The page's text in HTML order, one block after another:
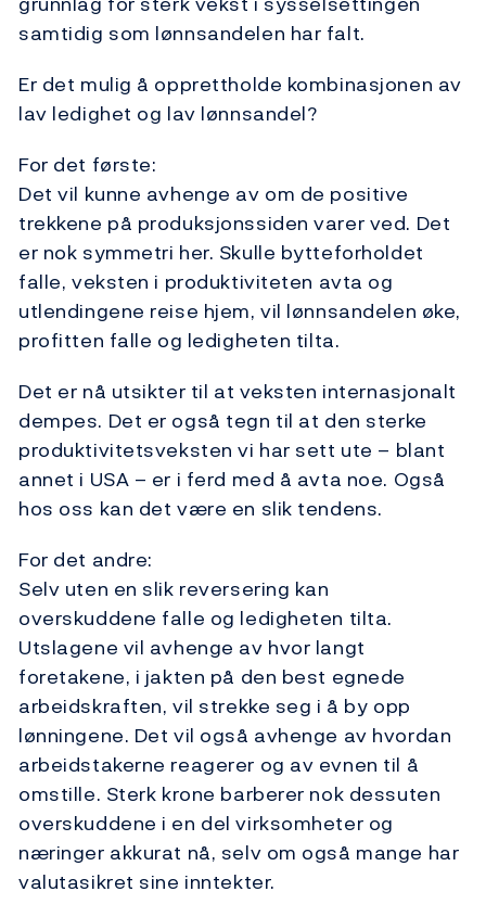
samtidig som lønnsandelen har falt.
Er det mulig å opprettholde kombinasjonen av
lav ledighet og lav lønnsandel?
For det første:
Det vil kunne avhenge av om de positive
trekkene på produksjonssiden varer ved. Det
er nok symmetri her. Skulle bytteforholdet
falle, veksten i produktiviteten avta og
utlendingene reise hjem, vil lønnsandelen øke,
profitten falle og ledigheten tilta.
Det er nå utsikter til at veksten internasjonalt
dempes. Det er også tegn til at den sterke
produktivitetsveksten vi har sett ute – blant
annet i USA – er i ferd med å avta noe. Også
hos oss kan det være en slik tendens.
For det andre:
Selv uten en slik reversering kan
overskuddene falle og ledigheten tilta.
Utslagene vil avhenge av hvor langt
foretakene, i jakten på den best egnede
arbeidskraften, vil strekke seg i å by opp
lønningene. Det vil også avhenge av hvordan
arbeidstakerne reagerer og av evnen til å
omstille. Sterk krone barberer nok dessuten
overskuddene i en del virksomheter og
næringer akkurat nå, selv om også mange har
valutasikret sine inntekter.